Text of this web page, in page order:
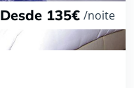
Desde 135€ /noite